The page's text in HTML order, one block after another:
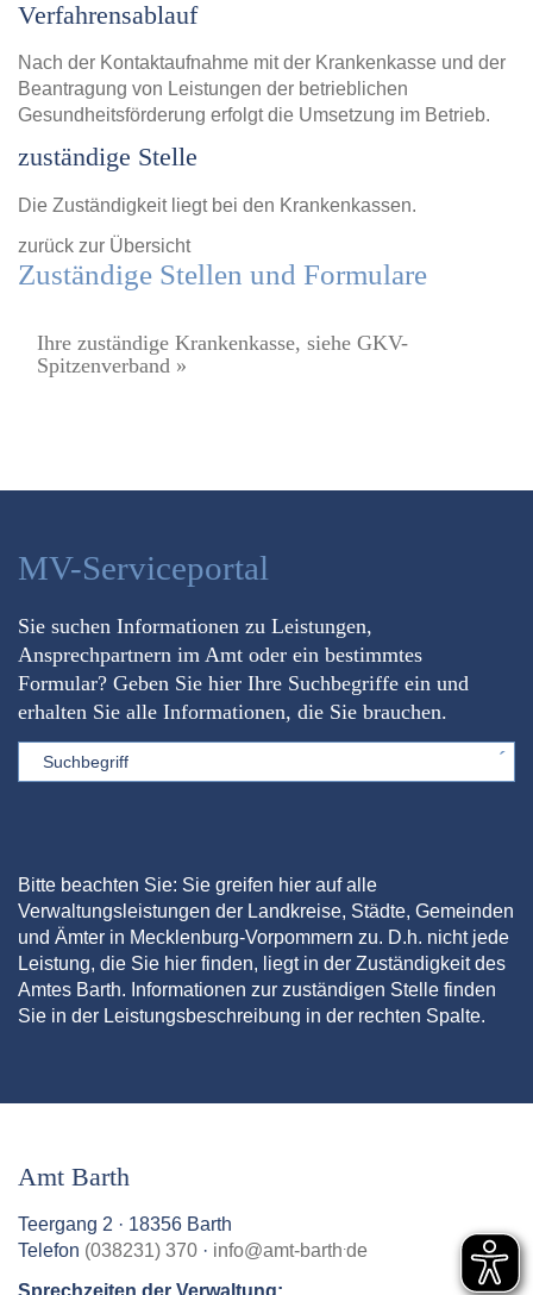
Verfahrensablauf
Nach der Kontaktaufnahme mit der Krankenkasse und der
Beantragung von Leistungen der betrieblichen
Gesundheitsförderung erfolgt die Umsetzung im Betrieb.
zuständige Stelle
Die Zuständigkeit liegt bei den Krankenkassen.
zurück zur Übersicht
Zuständige Stellen und Formulare
Ihre zuständige Krankenkasse, siehe GKV-
Spitzenverband »
MV-Serviceportal
Sie suchen Informationen zu Leistungen,
Ansprechpartnern im Amt oder ein bestimmtes
Formular? Geben Sie hier Ihre Suchbegriffe ein und
erhalten Sie alle Informationen, die Sie brauchen.
Sword
Bitte beachten Sie: Sie greifen hier auf alle
Verwaltungsleistungen der Landkreise, Städte, Gemeinden
und Ämter in Mecklenburg-Vorpommern zu. D.h. nicht jede
Leistung, die Sie hier finden, liegt in der Zuständigkeit des
Amtes Barth. Informationen zur zuständigen Stelle finden
Sie in der Leistungsbeschreibung in der rechten Spalte.
Amt Barth
Teergang 2 · 18356 Barth
Telefon (038231) 370 · info@amt-barth.de
Sprechzeiten der Verwaltung: